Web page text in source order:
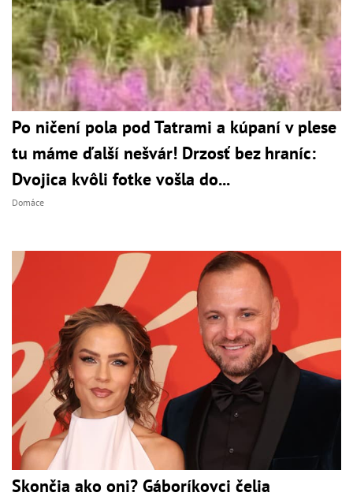
Po ničení pola pod Tatrami a kúpaní v plese
tu máme ďalší nešvár! Drzosť bez hraníc:
Dvojica kvôli fotke vošla do...
Domáce
Skončia ako oni? Gáboríkovci čelia